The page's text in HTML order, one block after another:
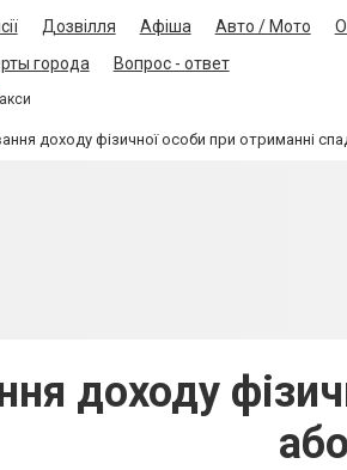
Дозвілля Афіша Авто / Мото
города
Вопрос - ответ
доходу фізичної особи при отриманні
доходу